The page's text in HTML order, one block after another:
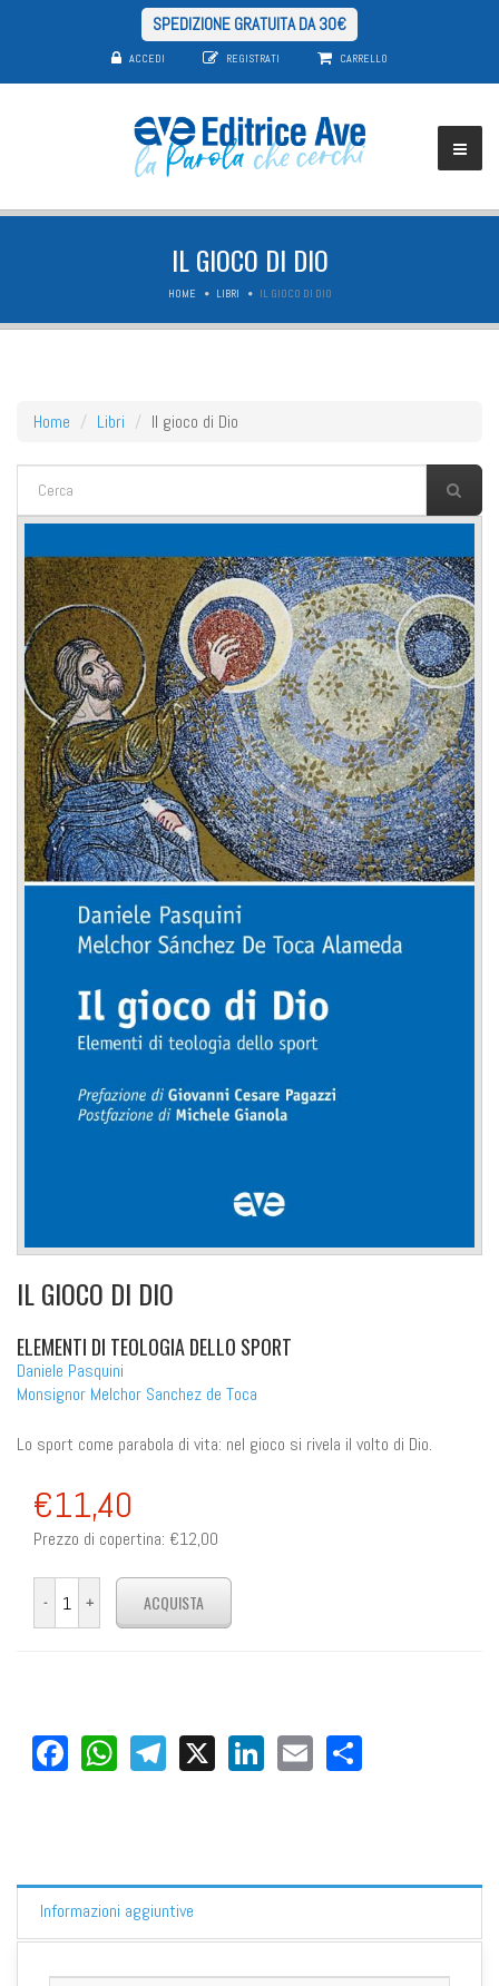
SPEDIZIONE GRATUITA DA 30€
ACCEDI REGISTRATI CARRELLO
IL GIOCO DI DIO
HOME LIBRI IL GIOCO DI DIO
Home Libri Il gioco di Dio
FORM DI RICERCA
IL GIOCO DI DIO
ELEMENTI DI TEOLOGIA DELLO SPORT
Daniele Pasquini
Monsignor Melchor Sanchez de Toca
Lo sport come parabola di vita: nel gioco si rivela il volto di Dio.
€11,40
Prezzo di copertina: €12,00
Facebook
WhatsApp
Telegram
X LinkedIn
Email
Informazioni aggiuntive